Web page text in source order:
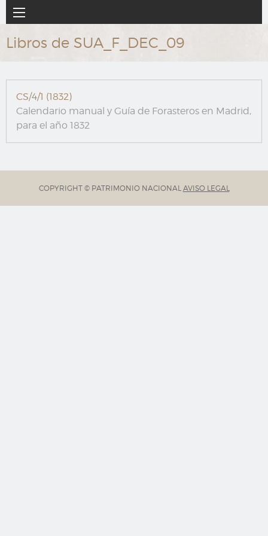
al
contenido
principal
Navegación
principal
Libros de SUA_F_DEC_09
CS/4/1 (1832)
Calendario manual y Guía de Forasteros en Madrid,
para el año 1832
COPYRIGHT © PATRIMONIO NACIONAL AVISO LEGAL